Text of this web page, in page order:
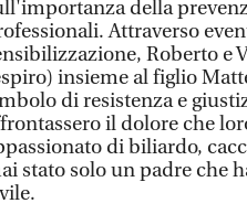
della
Attraverso
Roberto e
insieme al figlio
di resistenza e
il dolore che
di biliardo,
stato solo un padre che